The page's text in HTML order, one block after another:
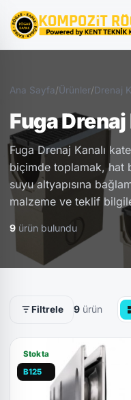
Ana Sayfa/Ürünler/Drenaj
Fuga Drenaj
Fuga Drenaj Kanalı
biçimde toplamak, hat
suyu altyapısına
malzeme ve teklif
9 ürün bulundu
Filtrele 9 ürün
Stokta
B125